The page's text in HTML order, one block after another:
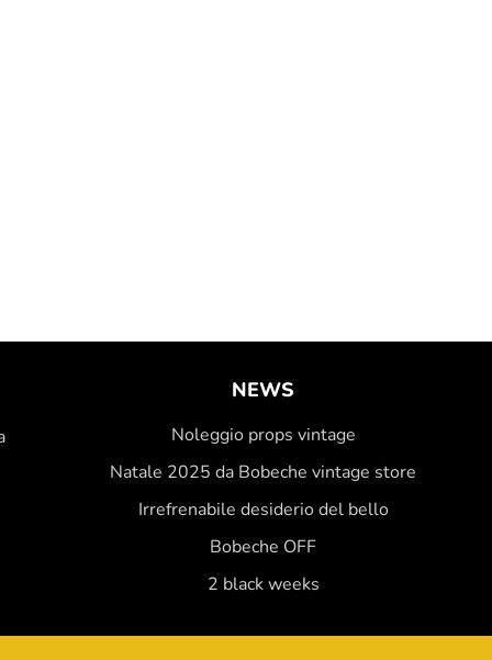
NEWS
Noleggio props vintage
Natale 2025 da Bobeche vintage store
Irrefrenabile desiderio del bello
Bobeche OFF
2 black weeks